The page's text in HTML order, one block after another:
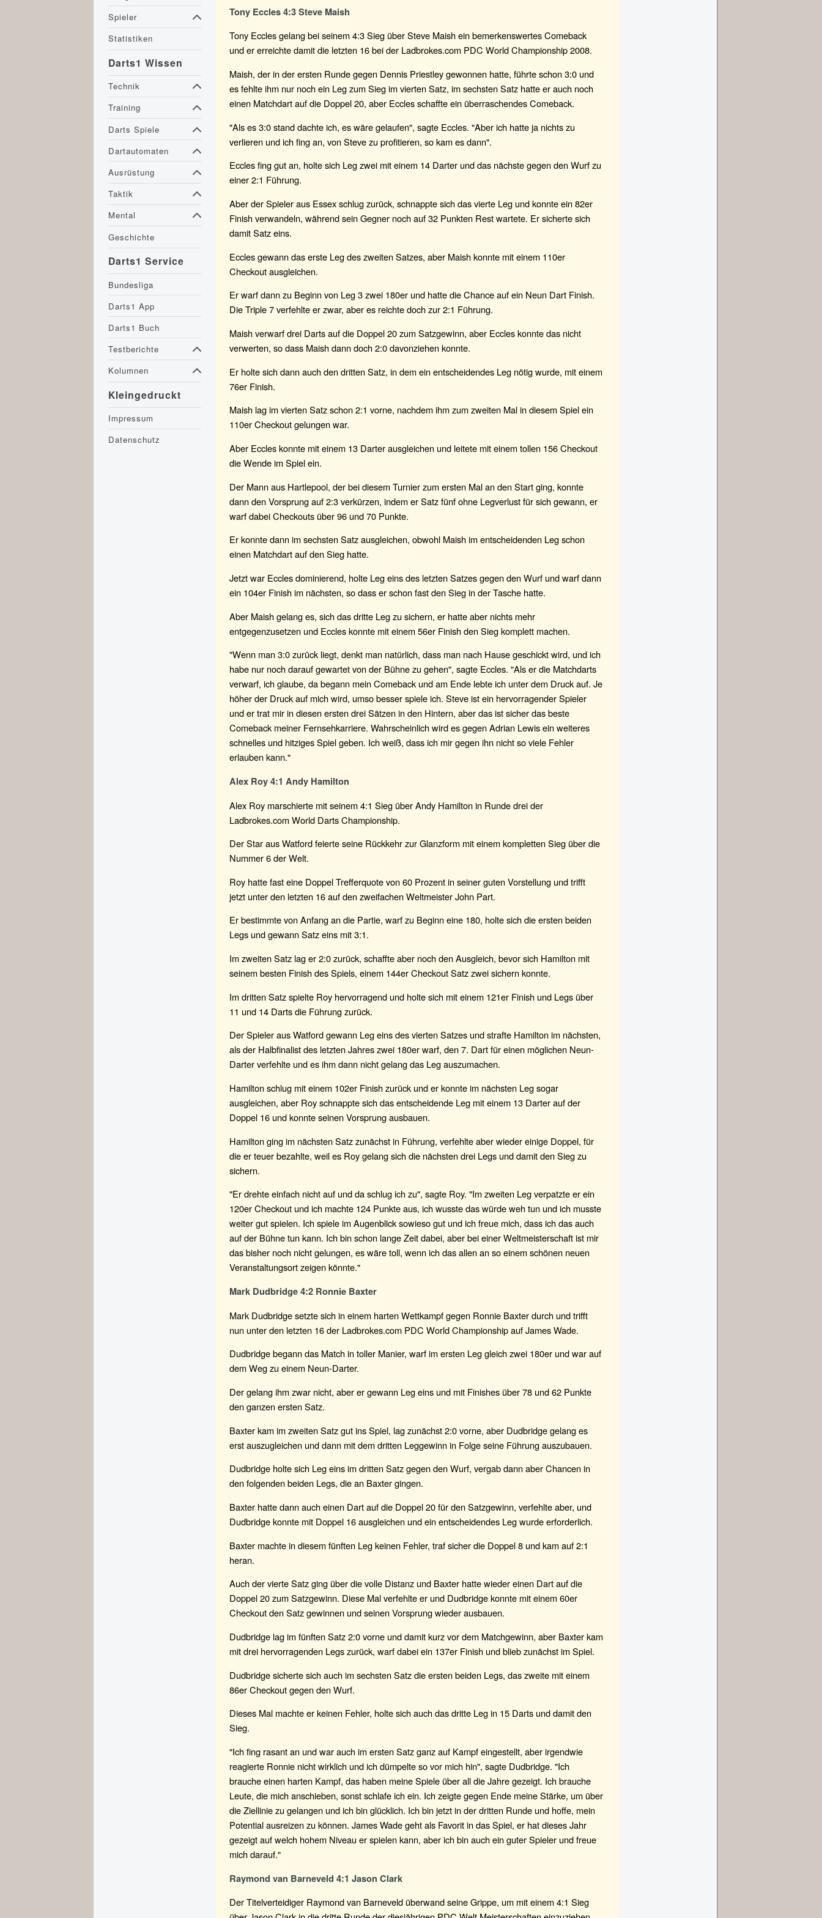
Tony Eccles 4:3 Steve Maish
Tony Eccles gelang bei seinem 4:3 Sieg über Steve Maish ein bemerkenswertes Comeback
und er erreichte damit die letzten 16 bei der Ladbrokes.com PDC World Championship 2008.
Maish, der in der ersten Runde gegen Dennis Priestley gewonnen hatte, führte schon 3:0 und
es fehlte ihm nur noch ein Leg zum Sieg im vierten Satz, im sechsten Satz hatte er auch noch
einen Matchdart auf die Doppel 20, aber Eccles schaffte ein überraschendes Comeback.
"Als es 3:0 stand dachte ich, es wäre gelaufen", sagte Eccles. "Aber ich hatte ja nichts zu
verlieren und ich fing an, von Steve zu profitieren, so kam es dann".
Eccles fing gut an, holte sich Leg zwei mit einem 14 Darter und das nächste gegen den Wurf zu
einer 2:1 Führung.
Aber der Spieler aus Essex schlug zurück, schnappte sich das vierte Leg und konnte ein 82er
Finish verwandeln, während sein Gegner noch auf 32 Punkten Rest wartete. Er sicherte sich
damit Satz eins.
Eccles gewann das erste Leg des zweiten Satzes, aber Maish konnte mit einem 110er
Checkout ausgleichen.
Er warf dann zu Beginn von Leg 3 zwei 180er und hatte die Chance auf ein Neun Dart Finish.
Die Triple 7 verfehlte er zwar, aber es reichte doch zur 2:1 Führung.
Maish verwarf drei Darts auf die Doppel 20 zum Satzgewinn, aber Eccles konnte das nicht
verwerten, so dass Maish dann doch 2:0 davonziehen konnte.
Er holte sich dann auch den dritten Satz, in dem ein entscheidendes Leg nötig wurde, mit einem
76er Finish.
Maish lag im vierten Satz schon 2:1 vorne, nachdem ihm zum zweiten Mal in diesem Spiel ein
110er Checkout gelungen war.
Aber Eccles konnte mit einem 13 Darter ausgleichen und leitete mit einem tollen 156 Checkout
die Wende im Spiel ein.
Der Mann aus Hartlepool, der bei diesem Turnier zum ersten Mal an den Start ging, konnte
dann den Vorsprung auf 2:3 verkürzen, indem er Satz fünf ohne Legverlust für sich gewann, er
warf dabei Checkouts über 96 und 70 Punkte.
Er konnte dann im sechsten Satz ausgleichen, obwohl Maish im entscheidenden Leg schon
einen Matchdart auf den Sieg hatte.
Jetzt war Eccles dominierend, holte Leg eins des letzten Satzes gegen den Wurf und warf dann
ein 104er Finish im nächsten, so dass er schon fast den Sieg in der Tasche hatte.
Aber Maish gelang es, sich das dritte Leg zu sichern, er hatte aber nichts mehr
entgegenzusetzen und Eccles konnte mit einem 56er Finish den Sieg komplett machen.
"Wenn man 3:0 zurück liegt, denkt man natürlich, dass man nach Hause geschickt wird, und ich
habe nur noch darauf gewartet von der Bühne zu gehen", sagte Eccles. "Als er die Matchdarts
verwarf, ich glaube, da begann mein Comeback und am Ende lebte ich unter dem Druck auf. Je
höher der Druck auf mich wird, umso besser spiele ich. Steve ist ein hervorragender Spieler
und er trat mir in diesen ersten drei Sätzen in den Hintern, aber das ist sicher das beste
Comeback meiner Fernsehkarriere. Wahrscheinlich wird es gegen Adrian Lewis ein weiteres
schnelles und hitziges Spiel geben. Ich weiß, dass ich mir gegen ihn nicht so viele Fehler
erlauben kann."
Alex Roy 4:1 Andy Hamilton
Alex Roy marschierte mit seinem 4:1 Sieg über Andy Hamilton in Runde drei der
Ladbrokes.com World Darts Championship.
Der Star aus Watford feierte seine Rückkehr zur Glanzform mit einem kompletten Sieg über die
Nummer 6 der Welt.
Roy hatte fast eine Doppel Trefferquote von 60 Prozent in seiner guten Vorstellung und trifft
jetzt unter den letzten 16 auf den zweifachen Weltmeister John Part.
Er bestimmte von Anfang an die Partie, warf zu Beginn eine 180, holte sich die ersten beiden
Legs und gewann Satz eins mit 3:1.
Im zweiten Satz lag er 2:0 zurück, schaffte aber noch den Ausgleich, bevor sich Hamilton mit
seinem besten Finish des Spiels, einem 144er Checkout Satz zwei sichern konnte.
Im dritten Satz spielte Roy hervorragend und holte sich mit einem 121er Finish und Legs über
11 und 14 Darts die Führung zurück.
Der Spieler aus Watford gewann Leg eins des vierten Satzes und strafte Hamilton im nächsten,
als der Halbfinalist des letzten Jahres zwei 180er warf, den 7. Dart für einen möglichen Neun-
Darter verfehlte und es ihm dann nicht gelang das Leg auszumachen.
Hamilton schlug mit einem 102er Finish zurück und er konnte im nächsten Leg sogar
ausgleichen, aber Roy schnappte sich das entscheidende Leg mit einem 13 Darter auf der
Doppel 16 und konnte seinen Vorsprung ausbauen.
Hamilton ging im nächsten Satz zunächst in Führung, verfehlte aber wieder einige Doppel, für
die er teuer bezahlte, weil es Roy gelang sich die nächsten drei Legs und damit den Sieg zu
sichern.
"Er drehte einfach nicht auf und da schlug ich zu", sagte Roy. "Im zweiten Leg verpatzte er ein
120er Checkout und ich machte 124 Punkte aus, ich wusste das würde weh tun und ich musste
weiter gut spielen. Ich spiele im Augenblick sowieso gut und ich freue mich, dass ich das auch
auf der Bühne tun kann. Ich bin schon lange Zeit dabei, aber bei einer Weltmeisterschaft ist mir
das bisher noch nicht gelungen, es wäre toll, wenn ich das allen an so einem schönen neuen
Veranstaltungsort zeigen könnte."
Mark Dudbridge 4:2 Ronnie Baxter
Mark Dudbridge setzte sich in einem harten Wettkampf gegen Ronnie Baxter durch und trifft
nun unter den letzten 16 der Ladbrokes.com PDC World Championship auf James Wade.
Dudbridge begann das Match in toller Manier, warf im ersten Leg gleich zwei 180er und war auf
dem Weg zu einem Neun-Darter.
Der gelang ihm zwar nicht, aber er gewann Leg eins und mit Finishes über 78 und 62 Punkte
den ganzen ersten Satz.
Baxter kam im zweiten Satz gut ins Spiel, lag zunächst 2:0 vorne, aber Dudbridge gelang es
erst auszugleichen und dann mit dem dritten Leggewinn in Folge seine Führung auszubauen.
Dudbridge holte sich Leg eins im dritten Satz gegen den Wurf, vergab dann aber Chancen in
den folgenden beiden Legs, die an Baxter gingen.
Baxter hatte dann auch einen Dart auf die Doppel 20 für den Satzgewinn, verfehlte aber, und
Dudbridge konnte mit Doppel 16 ausgleichen und ein entscheidendes Leg wurde erforderlich.
Baxter machte in diesem fünften Leg keinen Fehler, traf sicher die Doppel 8 und kam auf 2:1
heran.
Auch der vierte Satz ging über die volle Distanz und Baxter hatte wieder einen Dart auf die
Doppel 20 zum Satzgewinn. Diese Mal verfehlte er und Dudbridge konnte mit einem 60er
Checkout den Satz gewinnen und seinen Vorsprung wieder ausbauen.
Dudbridge lag im fünften Satz 2:0 vorne und damit kurz vor dem Matchgewinn, aber Baxter kam
mit drei hervorragenden Legs zurück, warf dabei ein 137er Finish und blieb zunächst im Spiel.
Dudbridge sicherte sich auch im sechsten Satz die ersten beiden Legs, das zweite mit einem
86er Checkout gegen den Wurf.
Dieses Mal machte er keinen Fehler, holte sich auch das dritte Leg in 15 Darts und damit den
Sieg.
"Ich fing rasant an und war auch im ersten Satz ganz auf Kampf eingestellt, aber irgendwie
reagierte Ronnie nicht wirklich und ich dümpelte so vor mich hin", sagte Dudbridge. "Ich
brauche einen harten Kampf, das haben meine Spiele über all die Jahre gezeigt. Ich brauche
Leute, die mich anschieben, sonst schlafe ich ein. Ich zeigte gegen Ende meine Stärke, um über
die Ziellinie zu gelangen und ich bin glücklich. Ich bin jetzt in der dritten Runde und hoffe, mein
Potential ausreizen zu können. James Wade geht als Favorit in das Spiel, er hat dieses Jahr
gezeigt auf welch hohem Niveau er spielen kann, aber ich bin auch ein guter Spieler und freue
mich darauf."
Raymond van Barneveld 4:1 Jason Clark
Der Titelverteidiger Raymond van Barneveld überwand seine Grippe, um mit einem 4:1 Sieg
Spieler
Statistiken
Darts1 Wissen
Technik
Training
Darts Spiele
Dartautomaten
Ausrüstung
Taktik
Mental
Geschichte
Darts1 Service
Bundesliga
Darts1 App
Darts1 Buch
Testberichte
Kolumnen
Kleingedruckt
Impressum
Datenschutz